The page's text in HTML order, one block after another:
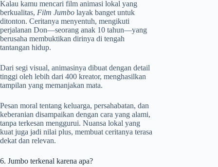
Kalau kamu mencari film animasi lokal yang
berkualitas, Film Jumbo layak banget untuk
ditonton. Ceritanya menyentuh, mengikuti
perjalanan Don—seorang anak 10 tahun—yang
berusaha membuktikan dirinya di tengah
tantangan hidup.
Dari segi visual, animasinya dibuat dengan detail
tinggi oleh lebih dari 400 kreator, menghasilkan
tampilan yang memanjakan mata.
Pesan moral tentang keluarga, persahabatan, dan
keberanian disampaikan dengan cara yang alami,
tanpa terkesan menggurui. Nuansa lokal yang
kuat juga jadi nilai plus, membuat ceritanya terasa
dekat dan relevan.
6. Jumbo terkenal karena apa?